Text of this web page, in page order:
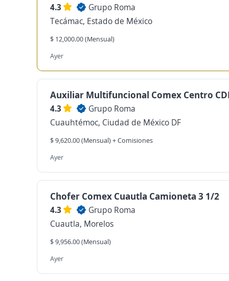
4.3
Grupo Roma
Tecámac, Estado de México
$ 12,000.00 (Mensual)
Ayer
Auxiliar Multifuncional Comex Centro
4.3
Grupo Roma
Cuauhtémoc, Ciudad de México DF
$ 9,620.00 (Mensual) + Comisiones
Ayer
Chofer Comex Cuautla Camioneta 3 1/2
4.3
Grupo Roma
Cuautla, Morelos
$ 9,956.00 (Mensual)
Ayer